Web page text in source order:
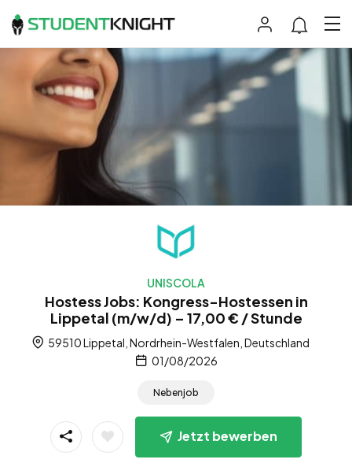
UNISCOLA
Hostess Jobs: Kongress-Hostessen in
Lippetal (m/w/d) – 17,00 € / Stunde
59510 Lippetal, Nordrhein-Westfalen, Deutschland
01/08/2026
Nebenjob
Jetzt bewerben